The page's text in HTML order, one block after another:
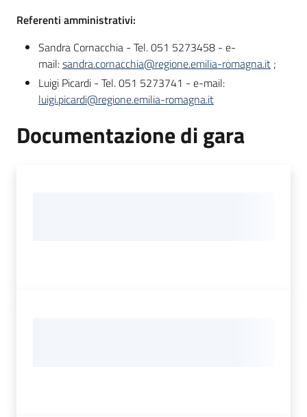
Referenti amministrativi:
Sandra Cornacchia - Tel. 051 5273458 - e-
mail:sandra.cornacchia@regione.emilia-romagna.it ;
Luigi Picardi - Tel. 051 5273741 - e-mail:
luigi.picardi@regione.emilia-romagna.it
Documentazione di gara